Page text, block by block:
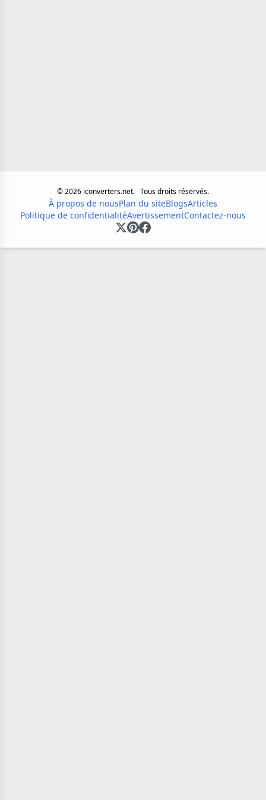
©2026 iconverters.net. Tous droits réservés.
À propos de nousPlan du siteBlogsArticles
Politique de confidentialitéAvertissementContactez-nous